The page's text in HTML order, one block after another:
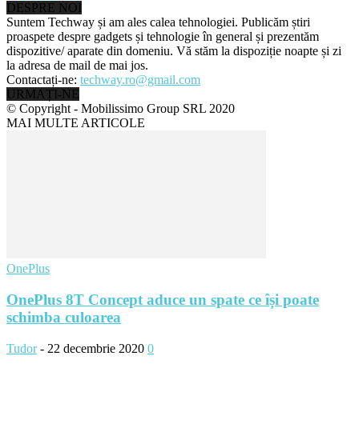
DESPRE NOI
Suntem Techway și am ales calea tehnologiei. Publicăm știri
proaspete despre gadgets și tehnologie în general și prezentăm
dispozitive/ aparate din domeniu. Vă stăm la dispoziție noapte și zi
la adresa de mail de mai jos.
Contactați-ne: techway.ro@gmail.com
URMAȚI-NE
© Copyright - Mobilissimo Group SRL 2020
MAI MULTE ARTICOLE
OnePlus
OnePlus 8T Concept aduce un spate ce își poate
schimba culoarea
Tudor - 22 decembrie 2020 0